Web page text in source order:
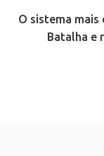
O sistema
Batalha e